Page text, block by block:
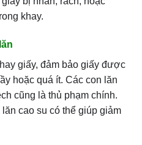
khay.
giấy, đảm bảo giấy được
hoặc quá ít. Các con lăn
cũng là thủ phạm chính.
cao su có thể giúp giảm